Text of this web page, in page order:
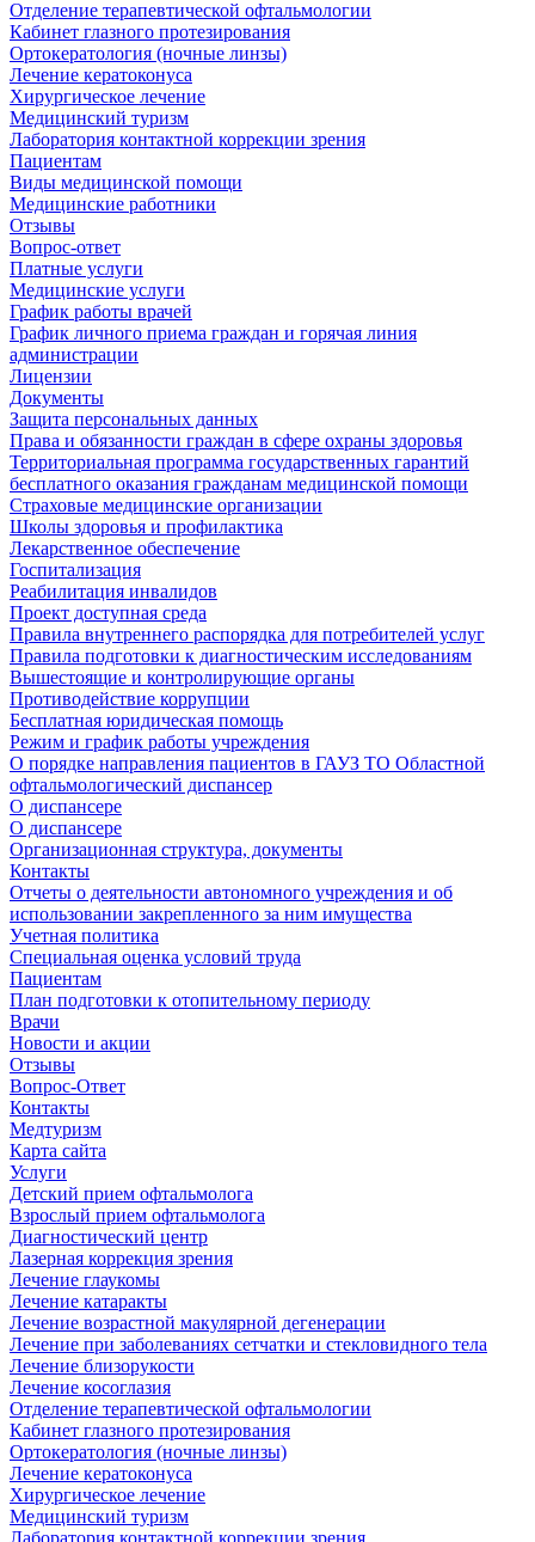
Отделение терапевтической офтальмологии
Кабинет глазного протезирования
Ортокератология (ночные линзы)
Лечение кератоконуса
Хирургическое лечение
Медицинский туризм
Лаборатория контактной коррекции зрения
Пациентам
Виды медицинской помощи
Медицинские работники
Отзывы
Вопрос-ответ
Платные услуги
Медицинские услуги
График работы врачей
График личного приема граждан и горячая линия
администрации
Лицензии
Документы
Защита персональных данных
Права и обязанности граждан в сфере охраны здоровья
Территориальная программа государственных гарантий
бесплатного оказания гражданам медицинской помощи
Страховые медицинские организации
Школы здоровья и профилактика
Лекарственное обеспечение
Госпитализация
Реабилитация инвалидов
Проект доступная среда
Правила внутреннего распорядка для потребителей услуг
Правила подготовки к диагностическим исследованиям
Вышестоящие и контролирующие органы
Противодействие коррупции
Бесплатная юридическая помощь
Режим и график работы учреждения
О порядке направления пациентов в ГАУЗ ТО Областной
офтальмологический диспансер
О диспансере
О диспансере
Организационная структура, документы
Контакты
Отчеты о деятельности автономного учреждения и об
использовании закрепленного за ним имущества
Учетная политика
Специальная оценка условий труда
Пациентам
План подготовки к отопительному периоду
Врачи
Новости и акции
Отзывы
Вопрос-Ответ
Контакты
Медтуризм
Карта сайта
Услуги
Детский прием офтальмолога
Взрослый прием офтальмолога
Диагностический центр
Лазерная коррекция зрения
Лечение глаукомы
Лечение катаракты
Лечение возрастной макулярной дегенерации
Лечение при заболеваниях сетчатки и стекловидного тела
Лечение близорукости
Лечение косоглазия
Отделение терапевтической офтальмологии
Кабинет глазного протезирования
Ортокератология (ночные линзы)
Лечение кератоконуса
Хирургическое лечение
Медицинский туризм
Лаборатория контактной коррекции зрения